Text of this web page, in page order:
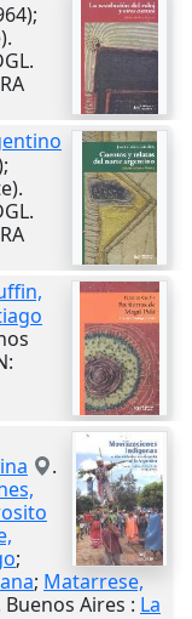
.
;
; Matarrese,
Buenos Aires : La